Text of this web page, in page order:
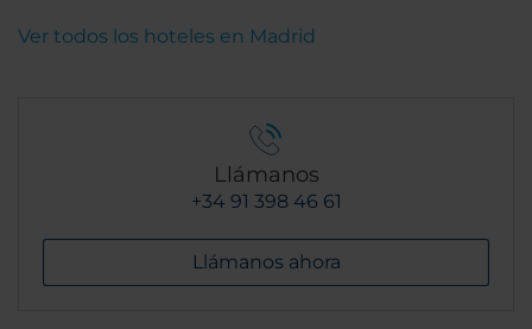
Ver todos los hoteles en Madrid
Llámanos
+34 91 398 46 61
Llámanos ahora